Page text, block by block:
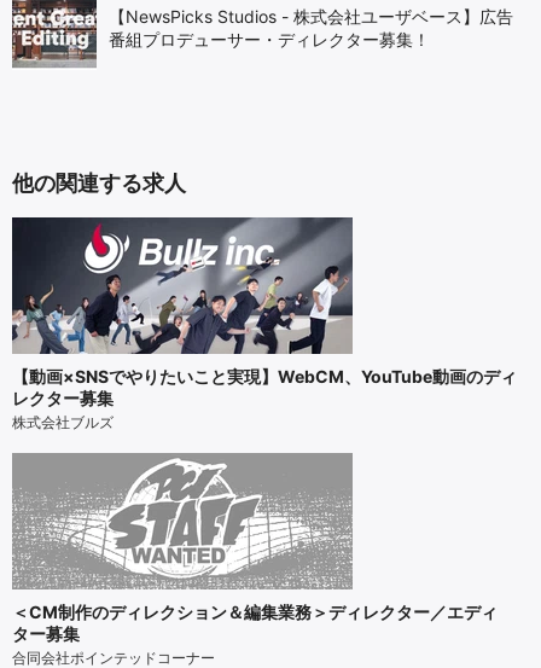
【NewsPicks Studios - 株式会社ユーザベース】広告
番組プロデューサー・ディレクター募集！
他の関連する求人
【動画×SNSでやりたいこと実現】WebCM、YouTube動画のディ
レクター募集
株式会社ブルズ
＜CM制作のディレクション＆編集業務＞ディレクター／エディ
ター募集
合同会社ポインテッドコーナー